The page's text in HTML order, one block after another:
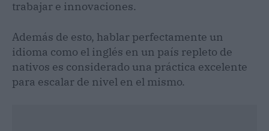
trabajar e innovaciones.
Además de esto, hablar perfectamente un
idioma como el inglés en un país repleto de
nativos es considerado una práctica excelente
para escalar de nivel en el mismo.